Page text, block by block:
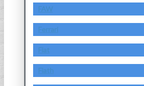
FAW
Ferrari
Fiat
Fiath